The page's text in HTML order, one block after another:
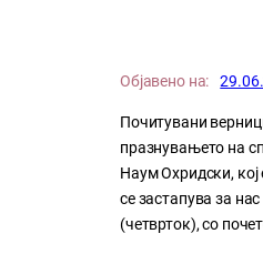
Објавено на:
Почитувани
празнувањето на
Наум Охридски, кој
се застапува за
(четврток), со